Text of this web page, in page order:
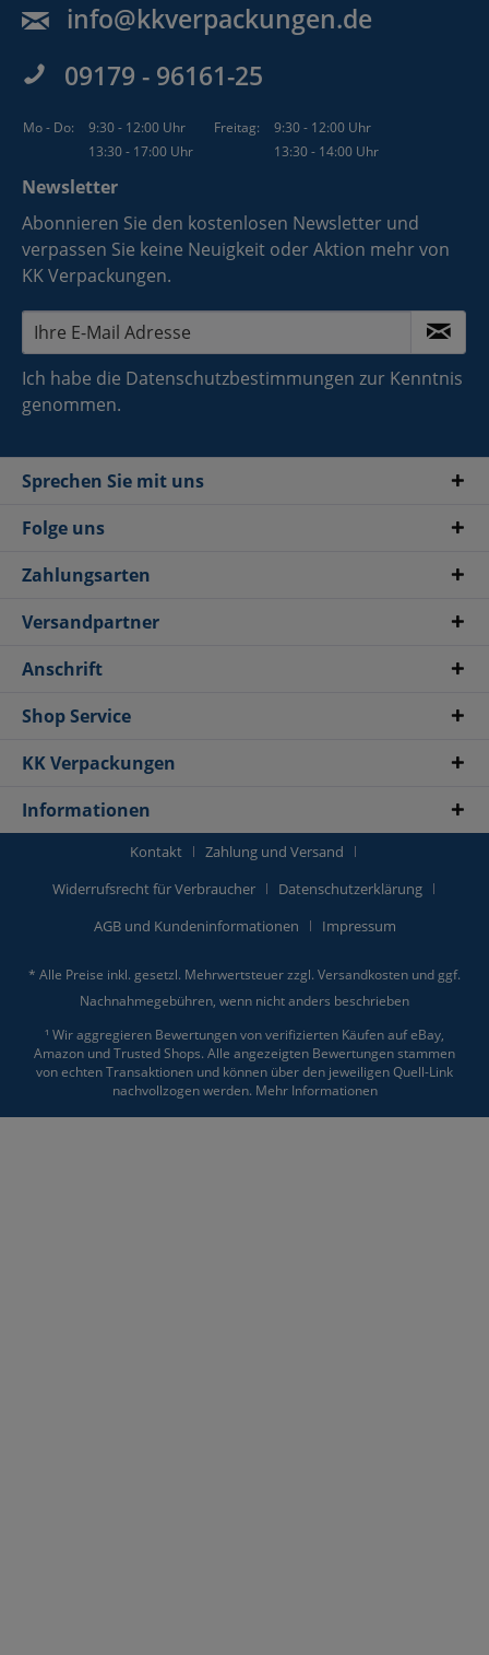
info@kkverpackungen.de
09179 - 96161-25
Mo - Do: 9:30 - 12:00 Uhr Freitag:
9:30 - 12:00 Uhr
13:30 - 17:00 Uhr
13:30 - 14:00 Uhr
Newsletter
Abonnieren Sie den kostenlosen Newsletter und
verpassen Sie keine Neuigkeit oder Aktion mehr von
KK Verpackungen.
Ich habe die Datenschutzbestimmungen zur Kenntnis
genommen.
Sprechen Sie mit uns
Folge uns
Zahlungsarten
Versandpartner
Anschrift
Shop Service
KK Verpackungen
Informationen
Kontakt
Zahlung und Versand
Widerrufsrecht für Verbraucher
Datenschutzerklärung
AGB und Kundeninformationen
Impressum
* Alle Preise inkl. gesetzl. Mehrwertsteuer zzgl. Versandkosten und ggf.
Nachnahmegebühren, wenn nicht anders beschrieben
¹ Wir aggregieren Bewertungen von verifizierten Käufen auf eBay,
Amazon und Trusted Shops. Alle angezeigten Bewertungen stammen
von echten Transaktionen und können über den jeweiligen Quell-Link
nachvollzogen werden. Mehr Informationen